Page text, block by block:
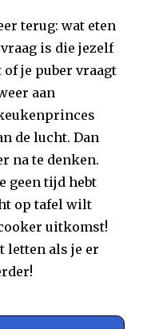
terug: wat eten
is die jezelf
je puber vraagt
aan
de lucht. Dan
na te denken.
geen tijd hebt
op tafel wilt
uitkomst!
letten als je er